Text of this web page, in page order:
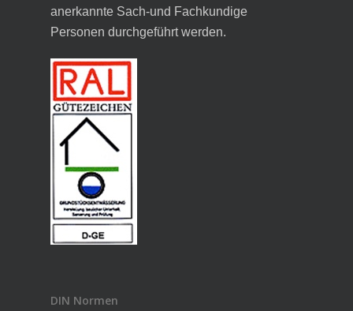
anerkannte Sach-und Fachkundige
Personen durchgeführt werden.
DIN Normen